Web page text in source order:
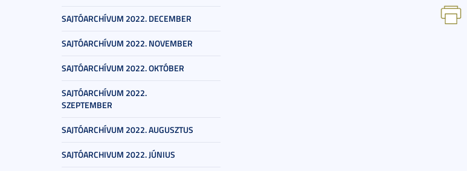
SAJTÓARCHÍVUM 2022. DECEMBER
SAJTÓARCHÍVUM 2022. NOVEMBER
SAJTÓARCHÍVUM 2022. OKTÓBER
SAJTÓARCHÍVUM 2022.
SZEPTEMBER
SAJTÓARCHÍVUM 2022. AUGUSZTUS
SAJTÓARCHIVUM 2022. JÚNIUS